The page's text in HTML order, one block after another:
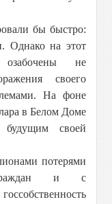
бы быстро:
Однако на этот
не
своего
На фоне
в Белом Доме
своей
потерями
граждан и с